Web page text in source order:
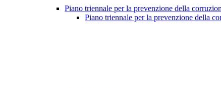
Piano triennale per la prevenzione della
Piano triennale per la prevenzione della